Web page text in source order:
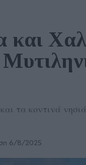
τα κοντινά
6/8/2025